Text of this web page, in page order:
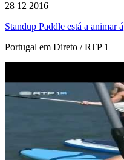
28 12 2016
Standup Paddle está a animar
Portugal em Direto / RTP 1